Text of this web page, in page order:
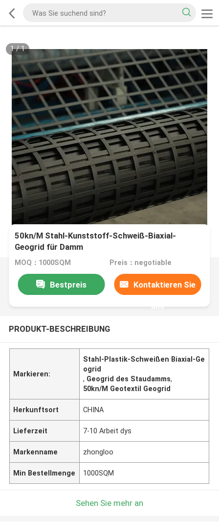
1/1
50kn/M Stahl-Kunststoff-Schweiß-Biaxial-
Geogrid für Damm
MOQ：1000SQM Preis：negotiable
Bestpreis Kontaktieren Sie
uns
PRODUKT-BESCHREIBUNG
Markieren:
Stahl-Plastik-Schweißen Biaxial-Ge
ogrid
, Geogrid des Staudamms,
50kn/M Geotextil Geogrid
Herkunftsort CHINA
Lieferzeit 7-10 Arbeit dys
Markenname zhongloo
Min Bestellmenge 1000SQM
Sehen Sie mehr an